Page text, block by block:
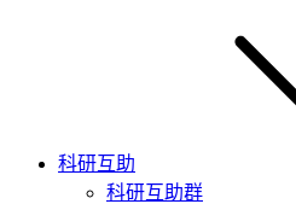
科研互助
科研互助群